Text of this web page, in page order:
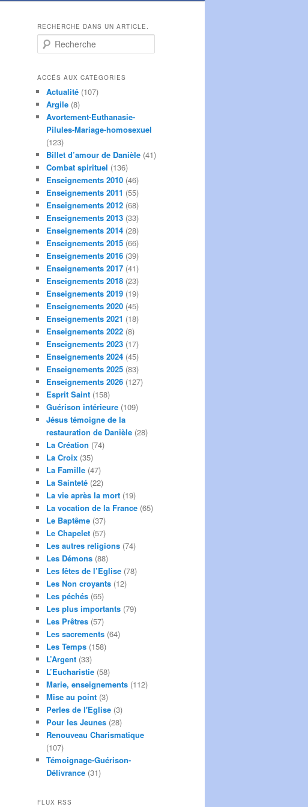
RECHERCHE DANS UN ARTICLE.
e
h
c
h
ACCÉS AUX CATÈGORIES
Actualité (107)
Argile (8)
Avortement-Euthanasie-
Pilules-Mariage-homosexuel
(123)
Billet d’amour de Danièle (41)
Combat spirituel (136)
Enseignements 2010 (46)
Enseignements 2011 (55)
Enseignements 2012 (68)
Enseignements 2013 (33)
Enseignements 2014 (28)
Enseignements 2015 (66)
Enseignements 2016 (39)
Enseignements 2017 (41)
Enseignements 2018 (23)
Enseignements 2019 (19)
Enseignements 2020 (45)
Enseignements 2021 (18)
Enseignements 2022 (8)
Enseignements 2023 (17)
Enseignements 2024 (45)
Enseignements 2025 (83)
Enseignements 2026 (127)
Esprit Saint (158)
Guérison intérieure (109)
Jésus témoigne de la
restauration de Danièle (28)
La Création (74)
La Croix (35)
La Famille (47)
La Sainteté (22)
La vie après la mort (19)
La vocation de la France (65)
Le Baptême (37)
Le Chapelet (57)
Les autres religions (74)
Les Démons (88)
Les fêtes de l’Eglise (78)
Les Non croyants (12)
Les péchés (65)
Les plus importants (79)
Les Prêtres (57)
Les sacrements (64)
Les Temps (158)
L’Argent (33)
L’Eucharistie (58)
Marie, enseignements (112)
Mise au point (3)
Perles de l'Eglise (3)
Pour les Jeunes (28)
Renouveau Charismatique
(107)
Témoignage-Guérison-
Délivrance (31)
FLUX RSS